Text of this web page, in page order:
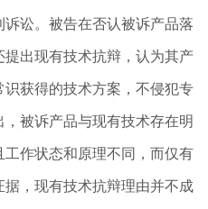
讼。被告在否认被诉产品落
出现有技术抗辩，认为其产
获得的技术方案，不侵犯专
被诉产品与现有技术存在明
作状态和原理不同，而仅有
，现有技术抗辩理由并不成